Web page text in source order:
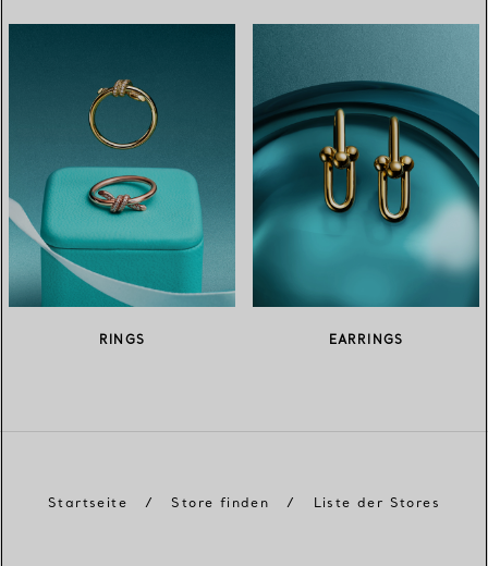
RINGS EARRINGS
Startseite / Store finden / Liste der Stores